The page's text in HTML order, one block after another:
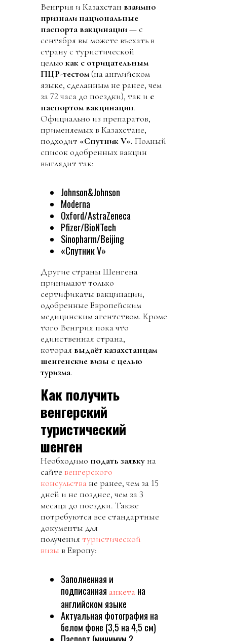
Венгрия и Казахстан взаимно
признали национальные
паспорта вакцинации— с
сентября вы можете въехать в
страну с туристической
целью как с отрицательным
ПЦР-тестом(на английском
языке, сделанным не ранее, чем
за 72 часа до поездки), так и с
паспортом вакцинации.
Официально из препаратов,
применяемых в Казахстане,
подходит «Спутник V». Полный
список одобренных вакцин
выглядит так:
Johnson&Johnson
Moderna
Oxford/AstraZeneca
Pfizer/BioNTech
Sinopharm/Beijing
«Спутник V»
Другие страны Шенгена
принимают только
сертификаты вакцинации,
одобренные Европейским
медицинским агентством. Кроме
того Венгрия пока что
единственная страна,
которая выдаёт казахстанцам
шенгенские визы с целью
туризма.
Как получить
венгерский
туристический
шенген
Необходимо подать заявку на
сайте венгерского
консульства не ранее, чем за 15
дней и не позднее, чем за 3
месяца до поездки. Также
потребуются все стандартные
документы для
получения туристической
визы в Европу:
Заполненная и
подписанная анкета на
английском языке
Актуальная фотография на
белом фоне (3,5 на 4,5 см)